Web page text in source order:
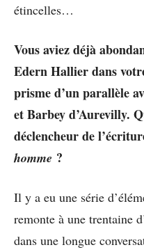
étincelles…
Vous aviez déjà
Edern Hallier dans
prisme d’un parallèle
et Barbey d’Aurevilly.
déclencheur de
homme ?
Il y a eu une série
remonte à une trentaine
dans une longue